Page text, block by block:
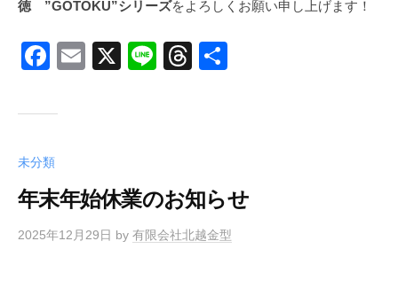
徳 ”GOTOKU”シリーズをよろしくお願い申し上げます！
F
c
b
o
o
E
X
Li
T
s
未分類
年末年始休業のお知らせ
2025年12月29日 by 有限会社北越金型